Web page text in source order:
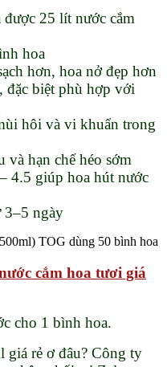
25 lít nước cắm
hoa
hơn, hoa nở đẹp hơn
đặc biệt phù hợp với
hôi và vi khuẩn trong
và hạn chế héo sớm
4.5 giúp hoa hút nước
3–5 ngày
TOG dùng 50 bình hoa
cắm hoa tươi giá
cho 1 bình hoa.
giá rẻ ơ đâu? Công ty